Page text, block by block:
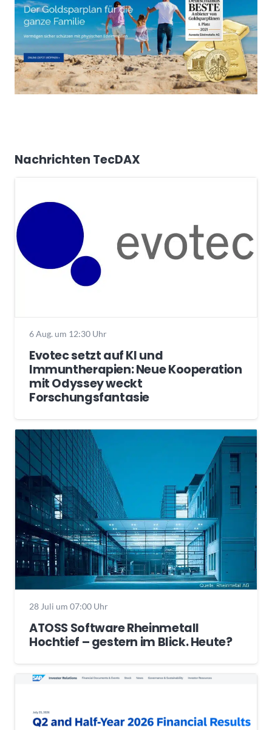
Nachrichten TecDAX
6 Aug. um 12:30 Uhr
Evotec setzt auf KI und
Immuntherapien: Neue Kooperation
mit Odyssey weckt
Forschungsfantasie
28 Juli um 07:00 Uhr
ATOSS Software Rheinmetall
Hochtief – gestern im Blick. Heute?